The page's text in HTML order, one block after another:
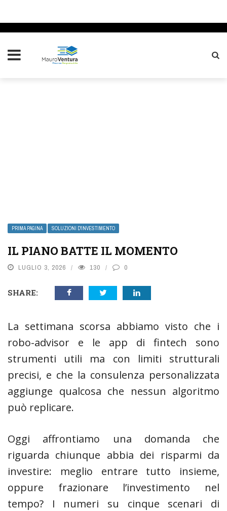
PRIMA PAGINA SOLUZIONI D'INVESTIMENTO
IL PIANO BATTE IL MOMENTO
LUGLIO 3, 2026 130 0
SHARE:
La settimana scorsa abbiamo visto che i
robo-advisor e le app di fintech sono
strumenti utili ma con limiti strutturali
precisi, e che la consulenza personalizzata
aggiunge qualcosa che nessun algoritmo
può replicare.
Oggi affrontiamo una domanda che
riguarda chiunque abbia dei risparmi da
investire: meglio entrare tutto insieme,
oppure frazionare l’investimento nel
tempo? I numeri su cinque scenari di